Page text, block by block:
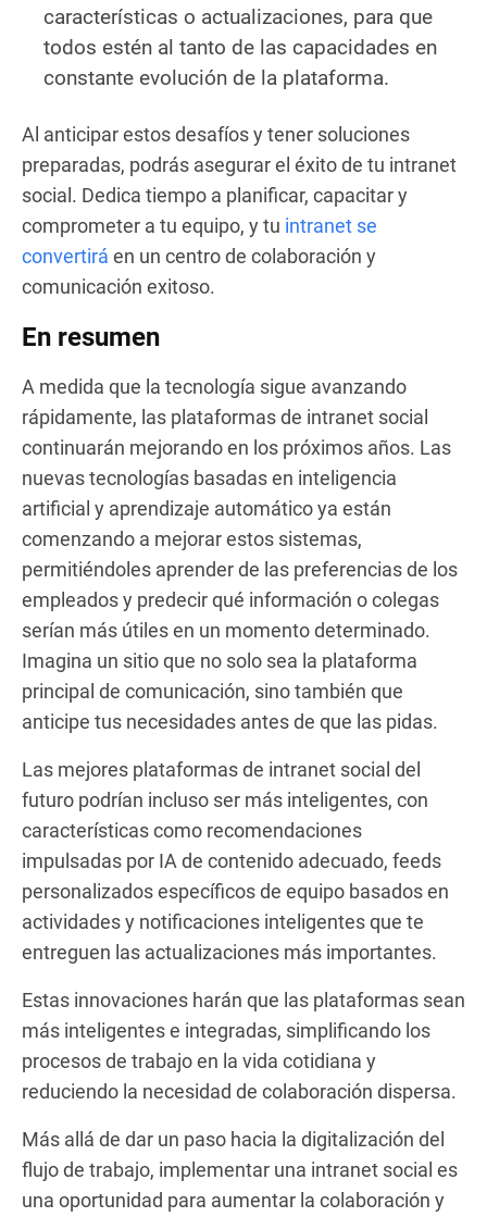
características o actualizaciones, para que
todos estén al tanto de las capacidades en
constante evolución de la plataforma.
Al anticipar estos desafíos y tener soluciones
preparadas, podrás asegurar el éxito de tu intranet
social. Dedica tiempo a planificar, capacitar y
comprometer a tu equipo, y tu intranet se
convertirá en un centro de colaboración y
comunicación exitoso.
En resumen
A medida que la tecnología sigue avanzando
rápidamente, las plataformas de intranet social
continuarán mejorando en los próximos años. Las
nuevas tecnologías basadas en inteligencia
artificial y aprendizaje automático ya están
comenzando a mejorar estos sistemas,
permitiéndoles aprender de las preferencias de los
empleados y predecir qué información o colegas
serían más útiles en un momento determinado.
Imagina un sitio que no solo sea la plataforma
principal de comunicación, sino también que
anticipe tus necesidades antes de que las pidas.
Las mejores plataformas de intranet social del
futuro podrían incluso ser más inteligentes, con
características como recomendaciones
impulsadas por IA de contenido adecuado, feeds
personalizados específicos de equipo basados en
actividades y notificaciones inteligentes que te
entreguen las actualizaciones más importantes.
Estas innovaciones harán que las plataformas sean
más inteligentes e integradas, simplificando los
procesos de trabajo en la vida cotidiana y
reduciendo la necesidad de colaboración dispersa.
Más allá de dar un paso hacia la digitalización del
flujo de trabajo, implementar una intranet social es
una oportunidad para aumentar la colaboración y